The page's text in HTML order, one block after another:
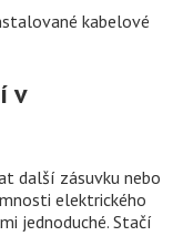
kabelové
v
další zásuvku nebo
elektrického
jednoduché. Stačí